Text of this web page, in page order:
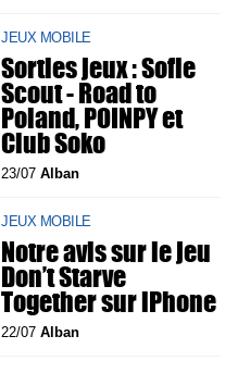
JEUX MOBILE
Sorties jeux : Sofie
Scout - Road to
Poland, POINPY et
Club Soko
23/07Alban
JEUX MOBILE
Notre avis sur le jeu
Don’t Starve
Together sur iPhone
22/07Alban